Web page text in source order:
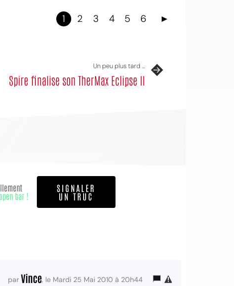
1 2 3 4 5 6 ►
Un peu plus tard ...
Spire finalise son TherMax Eclipse II
bar !
SIGNALER
UN TRUC
par Vince, le Mardi 25 Mai 2010 à 20h44